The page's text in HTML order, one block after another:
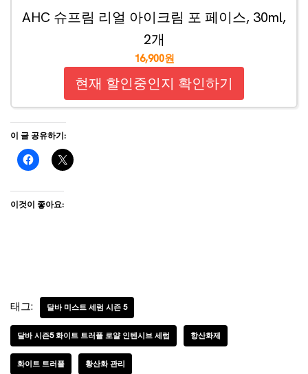
AHC 슈프림 리얼 아이크림 포 페이스, 30ml,
2개
16,900원
현재 할인중인지 확인하기
이 글 공유하기:
이것이 좋아요:
태그: 달바 미스트 세럼 시즌 5
달바 시즌5 화이트 트러플 로얄 인텐시브 세럼 항산화제
화이트 트러플 황산화 관리